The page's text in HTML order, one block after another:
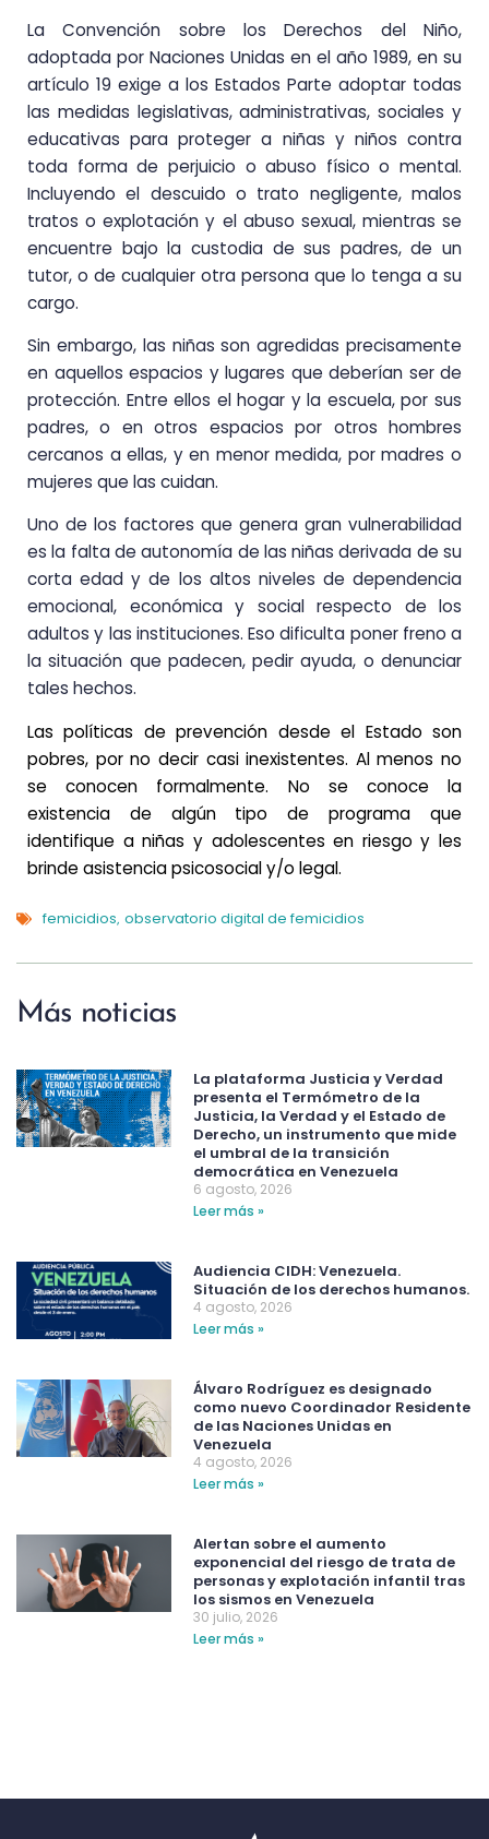
La Convención sobre los Derechos del Niño,
adoptada por Naciones Unidas en el año 1989, en su
artículo 19 exige a los Estados Parte adoptar todas
las medidas legislativas, administrativas, sociales y
educativas para proteger a niñas y niños contra
toda forma de perjuicio o abuso físico o mental.
Incluyendo el descuido o trato negligente, malos
tratos o explotación y el abuso sexual, mientras se
encuentre bajo la custodia de sus padres, de un
tutor, o de cualquier otra persona que lo tenga a su
cargo.
Sin embargo, las niñas son agredidas precisamente
en aquellos espacios y lugares que deberían ser de
protección. Entre ellos el hogar y la escuela, por sus
padres, o en otros espacios por otros hombres
cercanos a ellas, y en menor medida, por madres o
mujeres que las cuidan.
Uno de los factores que genera gran vulnerabilidad
es la falta de autonomía de las niñas derivada de su
corta edad y de los altos niveles de dependencia
emocional, económica y social respecto de los
adultos y las instituciones. Eso dificulta poner freno a
la situación que padecen, pedir ayuda, o denunciar
tales hechos.
Las políticas de prevención desde el Estado son
pobres, por no decir casi inexistentes. Al menos no
se conocen formalmente. No se conoce la
existencia de algún tipo de programa que
identifique a niñas y adolescentes en riesgo y les
brinde asistencia psicosocial y/o legal.
femicidios, observatorio digital de femicidios
Más noticias
La plataforma Justicia y Verdad
presenta el Termómetro de la
Justicia, la Verdad y el Estado de
Derecho, un instrumento que mide
el umbral de la transición
democrática en Venezuela
6 agosto, 2026
Leer más »
Audiencia CIDH: Venezuela.
Situación de los derechos humanos.
4 agosto, 2026
Leer más »
Álvaro Rodríguez es designado
como nuevo Coordinador Residente
de las Naciones Unidas en
Venezuela
4 agosto, 2026
Leer más »
Alertan sobre el aumento
exponencial del riesgo de trata de
personas y explotación infantil tras
los sismos en Venezuela
30 julio, 2026
Leer más »